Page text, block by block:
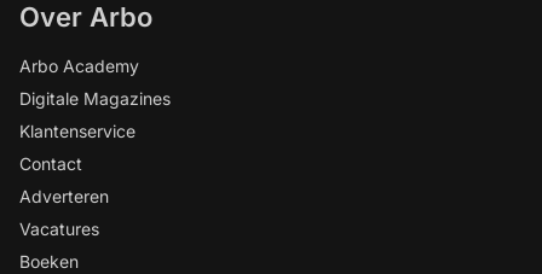
Over Arbo
Arbo Academy
Digitale Magazines
Klantenservice
Contact
Adverteren
Vacatures
Boeken